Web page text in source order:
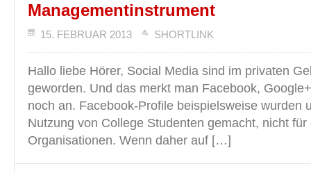
Managementinstrument
15. FEBRUAR 2013 SHORTLINK
Hallo liebe Hörer, Social Media sind im privaten
geworden. Und das merkt man Facebook,
noch an. Facebook-Profile beispielsweise wurden
Nutzung von College Studenten gemacht, nicht für
Organisationen. Wenn daher auf […]